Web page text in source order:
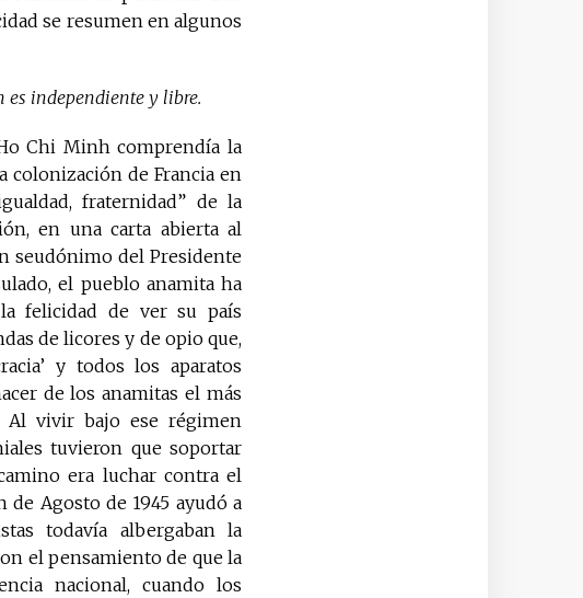
se resumen en algunos
es independiente y libre.
Chi Minh comprendía la
colonización de Francia en
fraternidad” de la
en una carta abierta al
seudónimo del Presidente
el pueblo anamita ha
felicidad de ver su país
de licores y de opio que,
y todos los aparatos
de los anamitas el más
Al vivir bajo ese régimen
tuvieron que soportar
era luchar contra el
Agosto de 1945 ayudó a
todavía albergaban la
el pensamiento de que la
nacional, cuando los